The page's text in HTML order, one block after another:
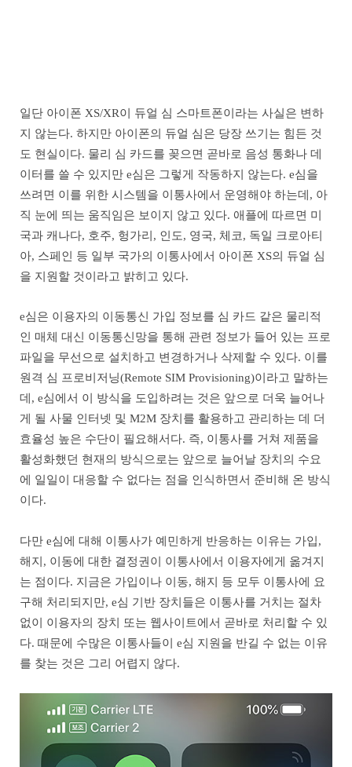
일단 아이폰 XS/XR이 듀얼 심 스마트폰이라는 사실은 변하
지 않는다. 하지만 아이폰의 듀얼 심은 당장 쓰기는 힘든 것
도 현실이다. 물리 심 카드를 꽂으면 곧바로 음성 통화나 데
이터를 쓸 수 있지만 e심은 그렇게 작동하지 않는다. e심을
쓰려면 이를 위한 시스템을 이통사에서 운영해야 하는데, 아
직 눈에 띄는 움직임은 보이지 않고 있다. 애플에 따르면 미
국과 캐나다, 호주, 헝가리, 인도, 영국, 체코, 독일 크로아티
아, 스페인 등 일부 국가의 이통사에서 아이폰 XS의 듀얼 심
을 지원할 것이라고 밝히고 있다.
e심은 이용자의 이동통신 가입 정보를 심 카드 같은 물리적
인 매체 대신 이동통신망을 통해 관련 정보가 들어 있는 프로
파일을 무선으로 설치하고 변경하거나 삭제할 수 있다. 이를
원격 심 프로비저닝(Remote SIM Provisioning)이라고 말하는
데, e심에서 이 방식을 도입하려는 것은 앞으로 더욱 늘어나
게 될 사물 인터넷 및 M2M 장치를 활용하고 관리하는 데 더
효율성 높은 수단이 필요해서다. 즉, 이통사를 거쳐 제품을
활성화했던 현재의 방식으로는 앞으로 늘어날 장치의 수요
에 일일이 대응할 수 없다는 점을 인식하면서 준비해 온 방식
이다.
다만 e심에 대해 이통사가 예민하게 반응하는 이유는 가입,
해지, 이동에 대한 결정권이 이통사에서 이용자에게 옮겨지
는 점이다. 지금은 가입이나 이동, 해지 등 모두 이통사에 요
구해 처리되지만, e심 기반 장치들은 이통사를 거치는 절차
없이 이용자의 장치 또는 웹사이트에서 곧바로 처리할 수 있
다. 때문에 수많은 이통사들이 e심 지원을 반길 수 없는 이유
를 찾는 것은 그리 어렵지 않다.